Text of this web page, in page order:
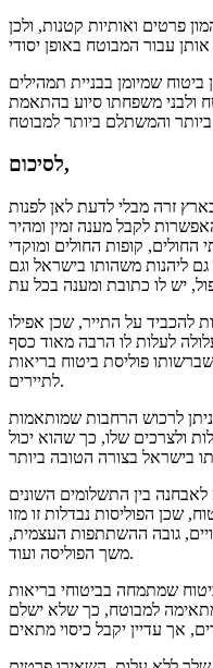
פרטים ואותיות קטנות, ולכן
שמיומן בבניית תמהילים
ולבני משפחתו סיוע בהתאמת
לסיכום,
זרה מבלי לדעת לאן לפנות
לקבל מענה זמין ומהיר
קופות החולים ומוקדי
ליהנות משהותו בישראל וגם
להכביד על התייר, שכן אפילו
לעלות לו הרבה מאוד כסף
פוליסת ביטוח בריאות
לתיירים.
לרכוש הרחבות שמותאמות
ולצרכים שלו, כך שהוא יכול
בין התשלומים השונים
שכן הפוליסות נבדלות זו מזו
גובה ההשתתפות העצמית,
משך הפוליסה ועוד.
שמתמחה בביטוחי בריאות
שמתאימה למבוטח, כך שלא ישלם